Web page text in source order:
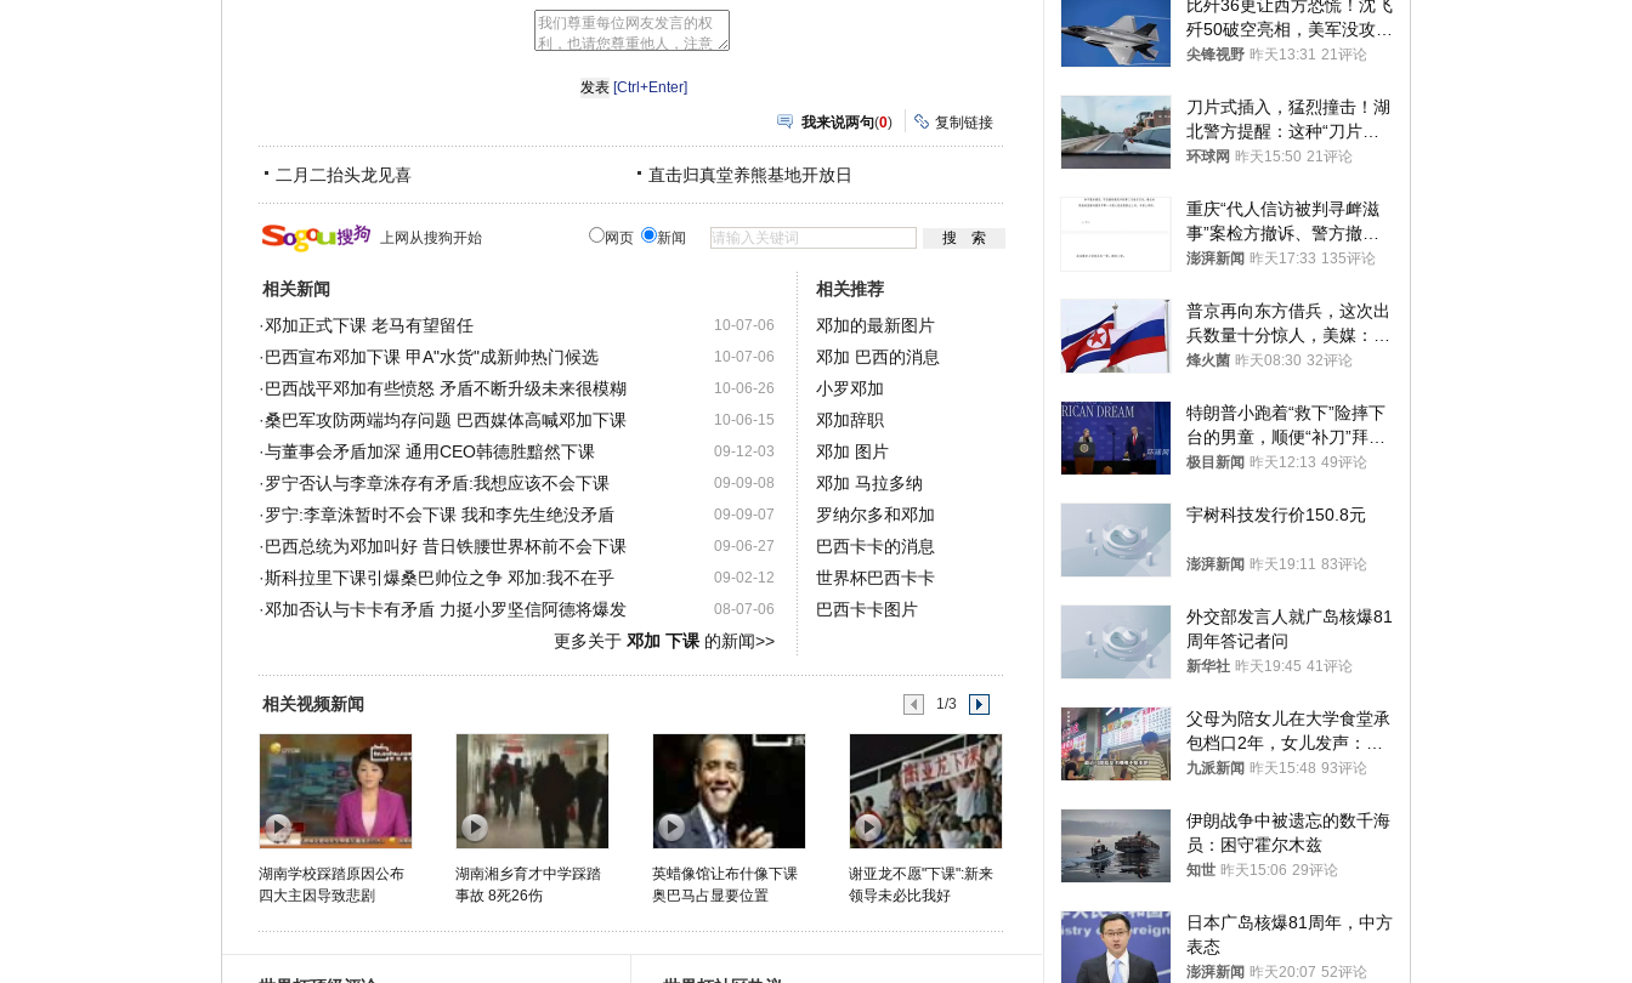
[Ctrl+Enter]
我来说两句(0) 复制链接
二月二抬头龙见喜 直击归真堂养熊基地开放日
上网从搜狗开始 网页 新闻
相关新闻
10-07-06
·邓加正式下课 老马有望留任
10-07-06
·巴西宣布邓加下课 甲A"水货"成新帅热门候选
10-06-26
·巴西战平邓加有些愤怒 矛盾不断升级未来很模糊
10-06-15
·桑巴军攻防两端均存问题 巴西媒体高喊邓加下课
09-12-03
·与董事会矛盾加深 通用CEO韩德胜黯然下课
09-09-08
·罗宁否认与李章洙存有矛盾:我想应该不会下课
09-09-07
·罗宁:李章洙暂时不会下课 我和李先生绝没矛盾
09-06-27
·巴西总统为邓加叫好 昔日铁腰世界杯前不会下课
09-02-12
·斯科拉里下课引爆桑巴帅位之争 邓加:我不在乎
08-07-06
·邓加否认与卡卡有矛盾 力挺小罗坚信阿德将爆发
更多关于 邓加 下课的新闻>>
相关推荐
邓加的最新图片
邓加 巴西的消息
小罗邓加
邓加辞职
邓加 图片
邓加 马拉多纳
罗纳尔多和邓加
巴西卡卡的消息
世界杯巴西卡卡
巴西卡卡图片
相关视频新闻 1/3
湖南学校踩踏原因公布
四大主因导致悲剧
湖南湘乡育才中学踩踏
事故 8死26伤
英蜡像馆让布什像下课
奥巴马占显要位置
谢亚龙不愿"下课":新来
领导未必比我好
比歼36更让西方恐慌！沈飞
歼50破空亮相，美军没攻克
的技术被拿下
尖锋视野 昨天13:31 21评论
刀片式插入，猛烈撞击！湖
北警方提醒：这种“刀片超
车”，太危险了
环球网 昨天15:50 21评论
重庆“代人信访被判寻衅滋
事”案检方撤诉、警方撤
案，两被告人获国赔
澎湃新闻 昨天17:33 135评论
普京再向东方借兵，这次出
兵数量十分惊人，美媒：俄
朝要动真格？
烽火菌 昨天08:30 32评论
特朗普小跑着“救下”险摔下
台的男童，顺便“补刀”拜
登：“我可不想他像拜登一
极目新闻 昨天12:13 49评论
宇树科技发行价150.8元
澎湃新闻 昨天19:11 83评论
外交部发言人就广岛核爆81
周年答记者问
新华社 昨天19:45 41评论
父母为陪女儿在大学食堂承
包档口2年，女儿发声：初
衷是为了陪伴，毕业后将不
九派新闻 昨天15:48 93评论
伊朗战争中被遗忘的数千海
员：困守霍尔木兹
知世 昨天15:06 29评论
日本广岛核爆81周年，中方
表态
澎湃新闻 昨天20:07 52评论